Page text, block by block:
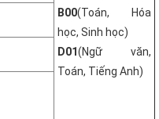
B00(Toán, Hóa
học, Sinh học)
D01(Ngữ văn,
Toán, Tiếng Anh)